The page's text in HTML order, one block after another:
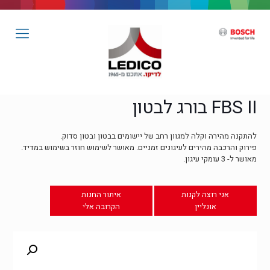
FBS II בורג לבטון
להתקנה מהירה וקלה למגוון רחב של יישומים בבטון ובטון סדוק.
פירוק והרכבה מהירים לעיגונים זמניים. מאושר לשימוש חוזר בשימוש במדיד.
מאושר ל- 3 עומקי עיגון.
אני רוצה לקנות
אונליין
איתור החנות
הקרובה אלי